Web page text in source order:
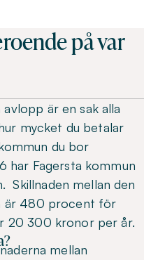
på var
är en sak alla
mycket du betalar
du bor
har Fagersta kommun
Skillnaden mellan den
är 480 procent för
20 300 kronor per år.
mellan